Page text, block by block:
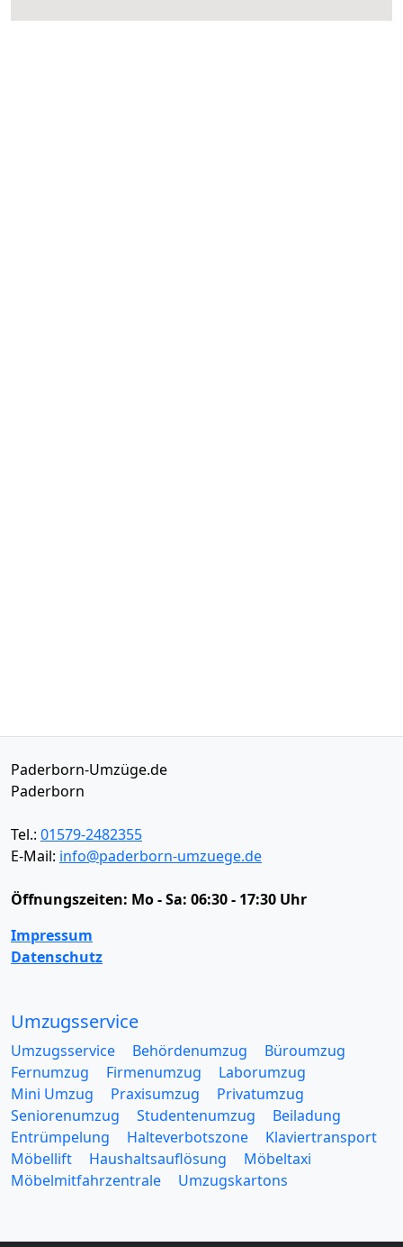
Paderborn-Umzüge.de
Paderborn
Tel.: 01579-2482355
E-Mail: info@paderborn-umzuege.de
Öffnungszeiten: Mo - Sa: 06:30 - 17:30 Uhr
Impressum
Datenschutz
Umzugsservice
Umzugsservice Behördenumzug
Büroumzug
Fernumzug
Firmenumzug
Laborumzug
Mini Umzug
Praxisumzug
Privatumzug
Seniorenumzug
Studentenumzug
Beiladung
Entrümpelung
Halteverbotszone
Klaviertransport
Möbellift
Haushaltsauflösung
Möbeltaxi
Möbelmitfahrzentrale
Umzugskartons